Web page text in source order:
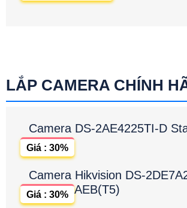
LẮP CAMERA CHÍNH
Camera DS-2AE4225TI-D
Giá : 30%
Camera Hikvision DS-
AEB(T5)
Giá : 30%